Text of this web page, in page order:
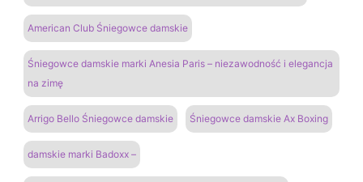
American Club Śniegowce damskie
Śniegowce damskie marki Anesia Paris – niezawodność i elegancja
na zimę
Arrigo Bello Śniegowce damskie Śniegowce damskie Ax Boxing
damskie marki Badoxx –